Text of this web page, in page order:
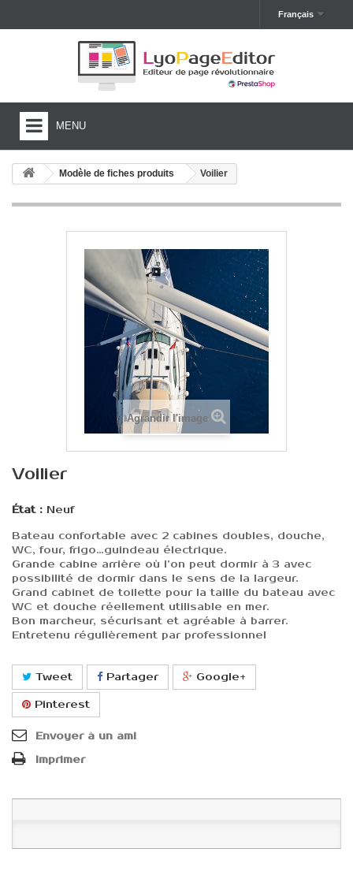
Français
MENU
HOME
TESTER GRATUITEMENT
ACHETER LYOPAGEEDITOR
Modèle de fiches produits Voilier
Agrandir l'image
Voilier
État : Neuf
Bateau confortable avec 2 cabines doubles, douche,
WC, four, frigo…guindeau électrique.
Grande cabine arrière où l’on peut dormir à 3 avec
possibilité de dormir dans le sens de la largeur.
Grand cabinet de toilette pour la taille du bateau avec
WC et douche réellement utilisable en mer.
Bon marcheur, sécurisant et agréable à barrer.
Entretenu régulièrement par professionnel
Tweet Partager Google+
Pinterest
Envoyer à un ami
Imprimer